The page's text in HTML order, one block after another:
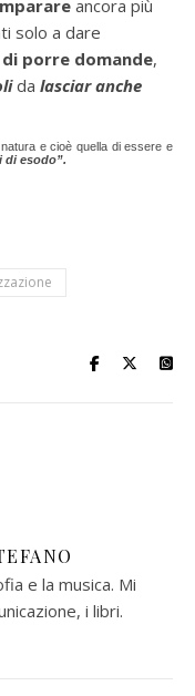
ancora più
solo a dare
di porre domande,
da lasciar anche
e cioè quella di essere e
di esodo”.
e la musica. Mi
i libri.